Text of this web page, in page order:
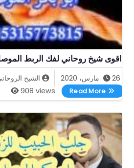
اقوى شيخ روحاني لفك الربط
26 مارس، 2020
الشيخ
908 views
Read More
اقوى شيخ روحاني لفك الربط الموصلي